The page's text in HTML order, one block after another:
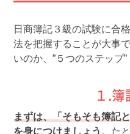
日商簿記３級の試験に合
法を把握することが大事
いのか、”５つのステップ”
１.
まずは、「そもそも簿記
を身につけましょう。た